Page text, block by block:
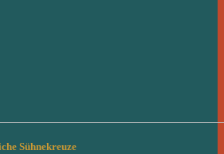
Sühnekreuze